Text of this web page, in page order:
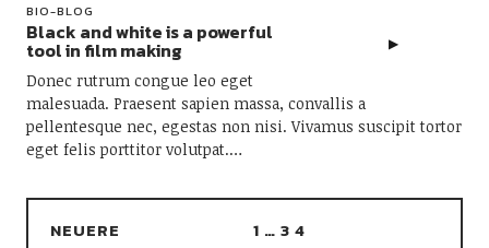
BIO-BLOG
Black and white is a powerful
tool in film making
Donec rutrum congue leo eget
malesuada. Praesent sapien massa, convallis a
pellentesque nec, egestas non nisi. Vivamus suscipit tortor
eget felis porttitor volutpat.…
NEUERE 1 … 3 4